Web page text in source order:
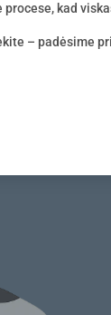
procese, kad
– padėsime